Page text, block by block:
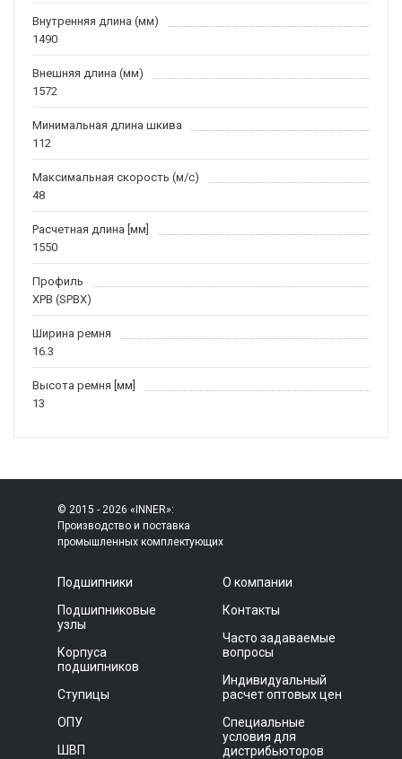
Внутренняя длина (мм)
1490
Внешняя длина (мм)
1572
Минимальная длина шкива
112
Максимальная скорость (м/c)
48
Расчетная длина [мм]
1550
Профиль
XPB (SPBX)
Ширина ремня
16.3
Высота ремня [мм]
13
© 2015 - 2026 «INNER»:
Производство и поставка
промышленных комплектующих
Подшипники
Подшипниковые
узлы
Корпуса
подшипников
Ступицы
ОПУ
ШВП
О компании
Контакты
Часто задаваемые
вопросы
Индивидуальный
расчет оптовых цен
Специальные
условия для
дистрибьюторов